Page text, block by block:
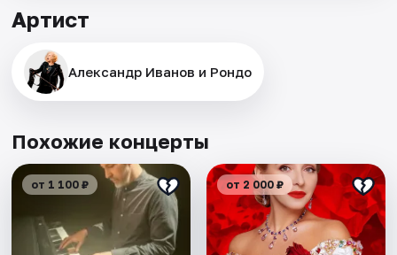
Артист
Александр Иванов и Рондо
Похожие концерты
от 1 100 ₽ от 2 000 ₽